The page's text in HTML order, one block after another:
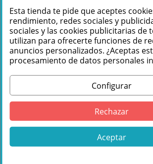
Te podemos
+34 976 36 61 60
Comprar Monacor WAVE-15A
Autoamplificado 15" 400W
en Másquesonido con envío
Lo encuentras también en: ,Altavoces
Esta tienda te pide que aceptes
rendimiento, redes sociales y
sociales y las cookies publicitarias de
utilizan para ofrecerte funciones de
anuncios personalizados. ¿Aceptas
procesamiento de datos personales
Configurar
Rechazar
Aceptar